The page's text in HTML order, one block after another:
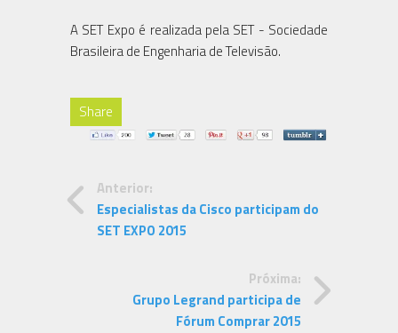
A SET Expo é realizada pela SET - Sociedade
Brasileira de Engenharia de Televisão.
Share
Anterior:
Especialistas da Cisco participam do
SET EXPO 2015
Próxima:
Grupo Legrand participa de
Fórum Comprar 2015